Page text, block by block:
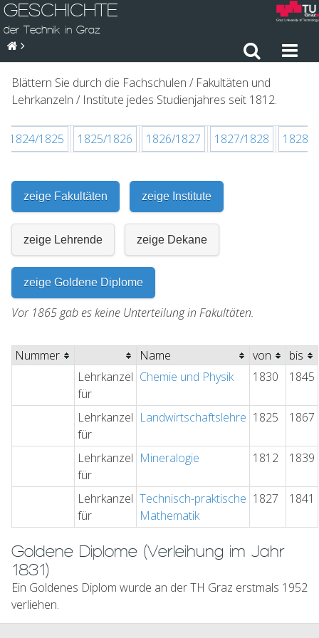
GESCHICHTE
der Technik in Graz
Blättern Sie durch die Fachschulen / Fakultäten und
Lehrkanzeln / Institute jedes Studienjahres seit 1812.
1824/1825 1825/1826 1826/1827 1827/1828 1828/
zeige Fakultäten zeige Institute
zeige Lehrende zeige Dekane
zeige Goldene Diplome
Vor 1865 gab es keine Unterteilung in Fakultäten.
Nummer Name von
bis
Lehrkanzel
für
Chemie und Physik 1830 1845
Lehrkanzel
für
Landwirtschaftslehre 1825 1867
Lehrkanzel
für
Mineralogie 1812 1839
Lehrkanzel
für
Technisch-praktische
Mathematik
1827 1841
Goldene Diplome (Verleihung im Jahr
1831)
Ein Goldenes Diplom wurde an der TH Graz erstmals 1952
verliehen.